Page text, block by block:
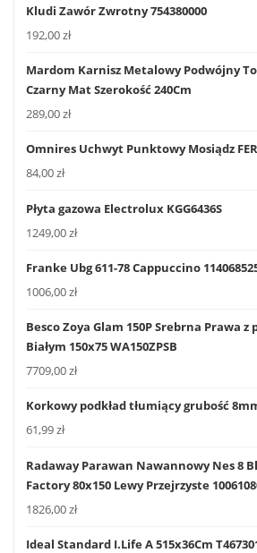
Kludi Zawór Zwrotny 754380000
192,00zł
Mardom Karnisz Metalowy Podwójny
Czarny Mat Szerokość 240Cm
289,00zł
Omnires Uchwyt Punktowy Mosiądz
84,00zł
Płyta gazowa Electrolux KGG6436S
1249,00zł
Franke Ubg 611-78 Cappuccino
1006,00zł
Besco Zoya Glam 150P Srebrna Prawa z
Białym 150x75 WA150ZPSB
7709,00zł
Korkowy podkład tłumiący grubość
61,99zł
Radaway Parawan Nawannowy Nes 8
Factory 80x150 Lewy Przejrzyste
1826,00zł
Ideal Standard I.Life A 515x36Cm